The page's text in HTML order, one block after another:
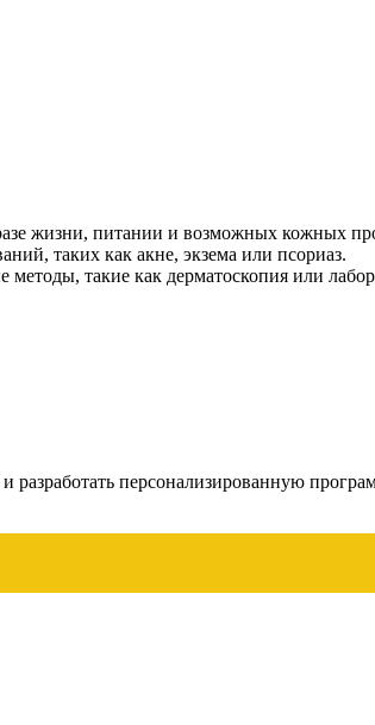
жизни, питании и возможных кожных
таких как акне, экзема или псориаз.
методы, такие как дерматоскопия или
персонализированную